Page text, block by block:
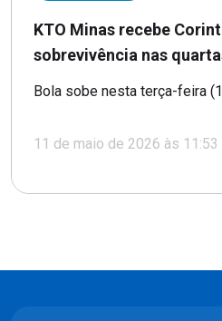
KTO Minas recebe
sobrevivência nas
Bola sobe nesta terça-feira
11 de maio de 2026 às 11:53